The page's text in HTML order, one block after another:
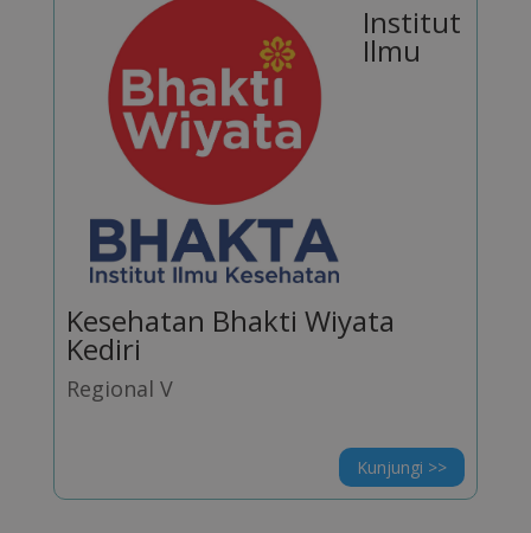
Institut
Ilmu
Kesehatan Bhakti Wiyata
Kediri
Regional V
Kunjungi >>